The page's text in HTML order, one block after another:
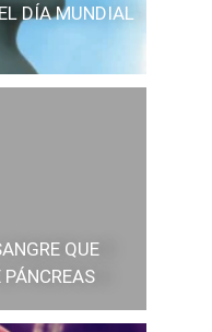
DÍA MUNDIAL
QUE
PÁNCREAS